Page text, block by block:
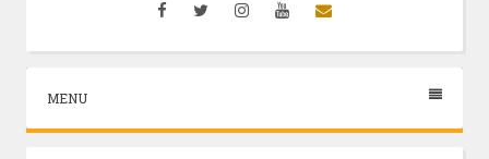
FacebookTwitterInstagramYouTubeEmail
MENU